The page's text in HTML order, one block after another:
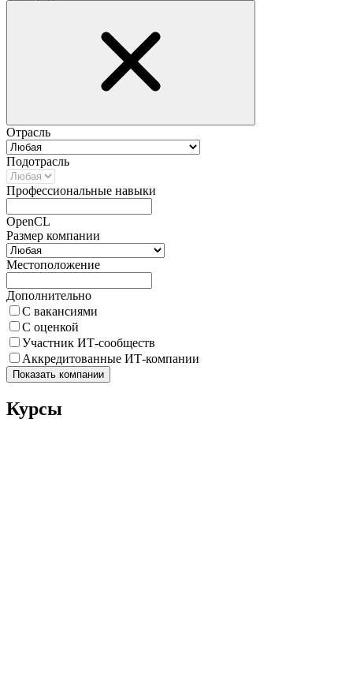
Отрасль
Подотрасль
Профессиональные навыки
OpenCL
Размер компании
Местоположение
Дополнительно
С вакансиями
С оценкой
Участник ИТ-сообществ
Аккредитованные ИТ-компании
Показать компании
Курсы